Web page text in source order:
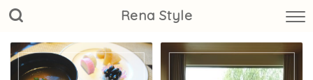
Rena Style